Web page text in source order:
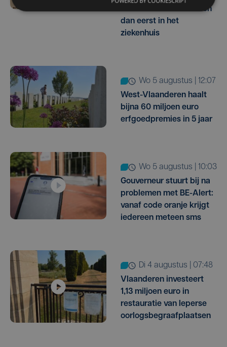
meer kinderen belanden
dan eerst in het
ziekenhuis
wo 5 augustus | 12:07
West-Vlaanderen haalt
bijna 60 miljoen euro
erfgoedpremies in 5 jaar
wo 5 augustus | 10:03
Gouverneur stuurt bij na
problemen met BE-Alert:
vanaf code oranje krijgt
iedereen meteen sms
di 4 augustus | 07:48
Vlaanderen investeert
1,13 miljoen euro in
restauratie van Ieperse
oorlogsbegraafplaatsen